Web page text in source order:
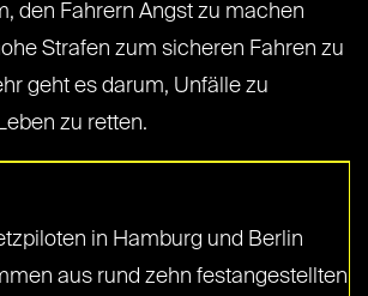
den Fahrern Angst zu machen
Strafen zum sicheren Fahren zu
geht es darum, Unfälle zu
zu retten.
in Hamburg und Berlin
aus rund zehn festangestellten